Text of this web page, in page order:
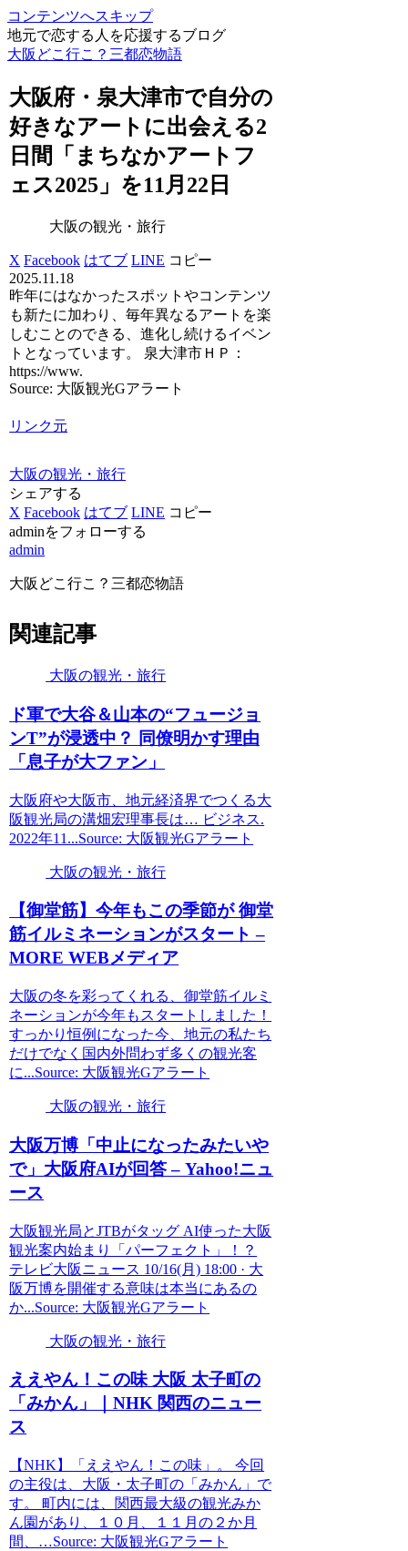
コンテンツへスキップ
地元で恋する人を応援するブログ
大阪どこ行こ？三都恋物語
大阪府・泉大津市で自分の
好きなアートに出会える2
日間「まちなかアートフ
ェス2025」を11月22日
大阪の観光・旅行
X Facebook はてブ LINE コピー
2025.11.18
昨年にはなかったスポットやコンテンツ
も新たに加わり、毎年異なるアートを楽
しむことのできる、進化し続けるイベン
トとなっています。 泉大津市ＨＰ：
https://www.
Source: 大阪観光Gアラート
リンク元
大阪の観光・旅行
シェアする
X Facebook はてブ LINE コピー
adminをフォローする
admin
大阪どこ行こ？三都恋物語
関連記事
大阪の観光・旅行
ド軍で大谷＆山本の“フュージョ
ンT”が浸透中？ 同僚明かす理由
「息子が大ファン」
大阪府や大阪市、地元経済界でつくる大
阪観光局の溝畑宏理事長は… ビジネス.
2022年11...Source: 大阪観光Gアラート
大阪の観光・旅行
【御堂筋】今年もこの季節が 御堂
筋イルミネーションがスタート –
MORE WEBメディア
大阪の冬を彩ってくれる、御堂筋イルミ
ネーションが今年もスタートしました！
すっかり恒例になった今、地元の私たち
だけでなく国内外問わず多くの観光客
に...Source: 大阪観光Gアラート
大阪の観光・旅行
大阪万博「中止になったみたいや
で」 大阪府AIが回答 – Yahoo!ニュ
ース
大阪観光局とJTBがタッグ AI使った大阪
観光案内始まり「パーフェクト」！？
テレビ大阪ニュース 10/16(月) 18:00 · 大
阪万博を開催する意味は本当にあるの
か...Source: 大阪観光Gアラート
大阪の観光・旅行
ええやん！この味 大阪 太子町の
「みかん」｜NHK 関西のニュー
ス
【NHK】「ええやん！この味」。 今回
の主役は、大阪・太子町の「みかん」で
す。 町内には、関西最大級の観光みか
ん園があり、１０月、１１月の２か月
間、…Source: 大阪観光Gアラート